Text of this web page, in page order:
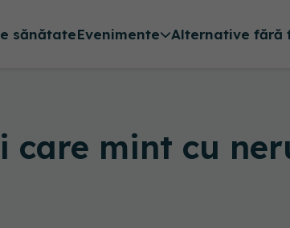
sănătateEvenimente Alternative fără
mint cu